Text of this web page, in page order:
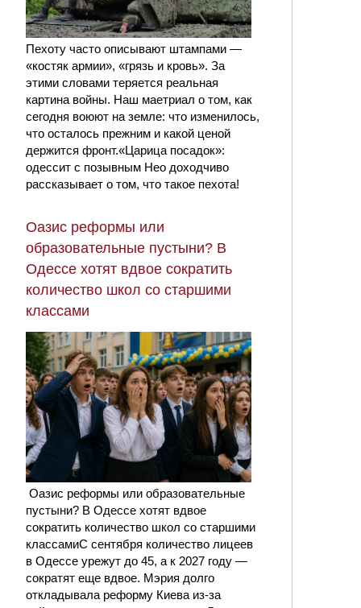
Пехоту часто описывают штампами —
«костяк армии», «грязь и кровь». За
этими словами теряется реальная
картина войны. Наш маетриал о том, как
сегодня воюют на земле: что изменилось,
что осталось прежним и какой ценой
держится фронт.«Царица посадок»:
одессит с позывным Нео доходчиво
рассказывает о том, что такое пехота!
Оазис реформы или
образовательные пустыни? В
Одессе хотят вдвое сократить
количество школ со старшими
классами
Оазис реформы или образовательные
пустыни? В Одессе хотят вдвое
сократить количество школ со старшими
классамиС сентября количество лицеев
в Одессе урежут до 45, а к 2027 году —
сократят еще вдвое. Мэрия долго
откладывала реформу Киева из-за